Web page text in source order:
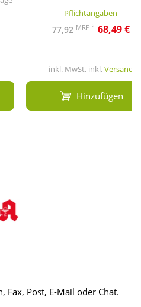
Pflichtangaben
77,92 MRP 2 68,49 €
inkl. MwSt. inkl.Versand
Hinzufügen
Fax, Post, E-Mail oder Chat.